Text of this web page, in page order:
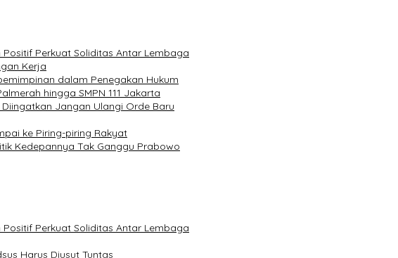
Perkuat Soliditas Antar Lembaga
Kerja
dalam Penegakan Hukum
hingga SMPN 111 Jakarta
Jangan Ulangi Orde Baru
ke Piring-piring Rakyat
Kedepannya Tak Ganggu Prabowo
Perkuat Soliditas Antar Lembaga
Harus Diusut Tuntas